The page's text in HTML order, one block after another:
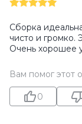
Сборка
чисто и громко.
Очень хорошее
Вам помог этот
0